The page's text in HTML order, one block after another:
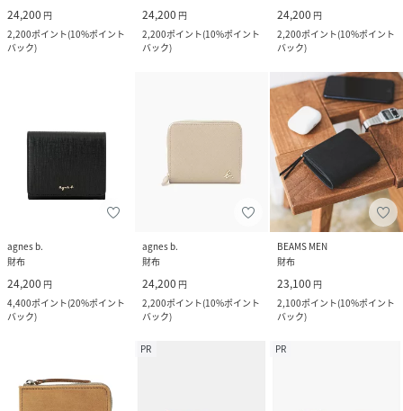
24,200 円
2,200ポイント(10%ポイント
バック)
24,200 円
2,200ポイント(10%ポイント
バック)
24,200 円
2,200ポイント(10%ポイント
バック)
agnes b.
財布
24,200 円
4,400ポイント(20%ポイント
バック)
agnes b.
財布
24,200 円
2,200ポイント(10%ポイント
バック)
BEAMS MEN
財布
23,100 円
2,100ポイント(10%ポイント
バック)
PR PR